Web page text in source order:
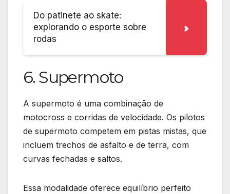
Do patinete ao skate:
explorando o esporte sobre
rodas
6. Supermoto
A supermoto é uma combinação de
motocross e corridas de velocidade. Os pilotos
de supermoto competem em pistas mistas, que
incluem trechos de asfalto e de terra, com
curvas fechadas e saltos.
Essa modalidade oferece equilíbrio perfeito